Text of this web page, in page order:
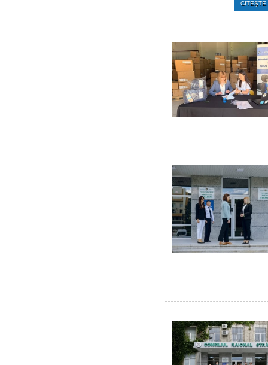
CITEŞTE